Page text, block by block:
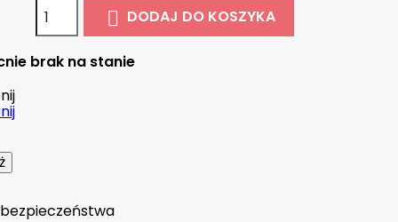
 DODAJ DO KOSZYKA
brak na stanie